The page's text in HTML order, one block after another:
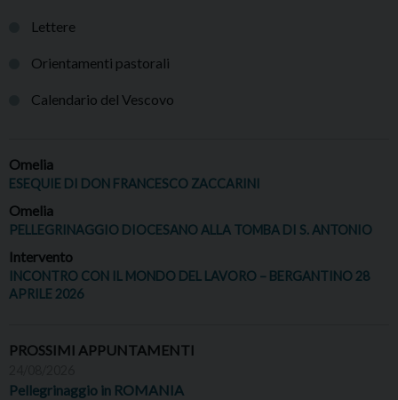
Lettere
Orientamenti pastorali
Calendario del Vescovo
Omelia
ESEQUIE DI DON FRANCESCO ZACCARINI
Omelia
PELLEGRINAGGIO DIOCESANO ALLA TOMBA DI S. ANTONIO
Intervento
INCONTRO CON IL MONDO DEL LAVORO – BERGANTINO 28
APRILE 2026
PROSSIMI APPUNTAMENTI
Pellegrinaggio in ROMANIA